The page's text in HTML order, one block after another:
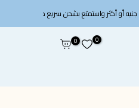
0
0